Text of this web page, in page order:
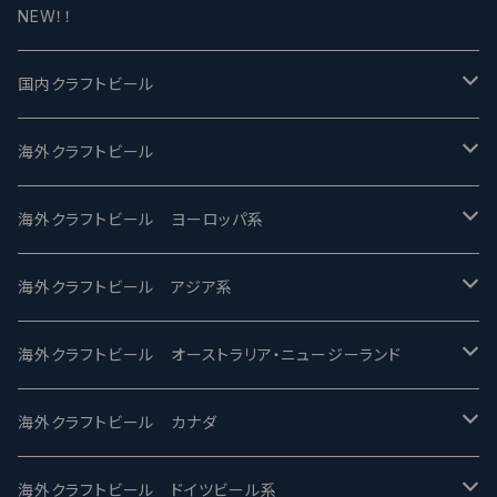
NEW！！
国内クラフトビール
UCHU BREWING -うちゅうブルーイング
バテレ -VERTERE
2nd Story Ale Works -セカンドストーリー
ビアへるん - Beer Hearn
忽布古丹醸造 - HOP KOTAN
ワイマーケットブルーイング Y.Market Brewing
海外クラフトビール
Modern Times モダンタイムズ
Maui マウイ
Toppling Goliath トップリンゴライアス
Fair State フェアステイト
Lagunitas ラグニタス
海外クラフトビール ヨーロッパ系
UnBarred -アンバード
SAIREN /サイレン
ワイルドチャイルド - Wilde Child
BrewDog Brewery - ブリュードッグ
海外クラフトビール アジア系
gweilo-鬼佬 グウァイロ
Heart Of Darkness - ハートオブダークネス
Carbon brews -カーボン
海外クラフトビール オーストラリア・ニュージーランド
ROCKY RIDGE - ロッキーリッジ
BODRIGGY BREWING ボッドリッジー
海外クラフトビール カナダ
Jackie O's ジャッキーオーズ
海外クラフトビール ドイツビール系